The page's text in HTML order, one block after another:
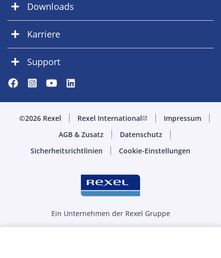
Downloads
Karriere
Support
©2026 Rexel Rexel Internationalopen_in_new
Impressum
AGB & Zusatz
Datenschutz
Sicherheitsrichtlinien
Cookie-Einstellungen
Ein Unternehmen der Rexel Gruppe